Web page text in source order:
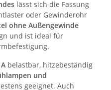
lässt sich die Fassung
oder Gewinderohr
ohne Außengewinde
und ist ideal für
belastbar, hitzebeständig
und
geeignet. Auch